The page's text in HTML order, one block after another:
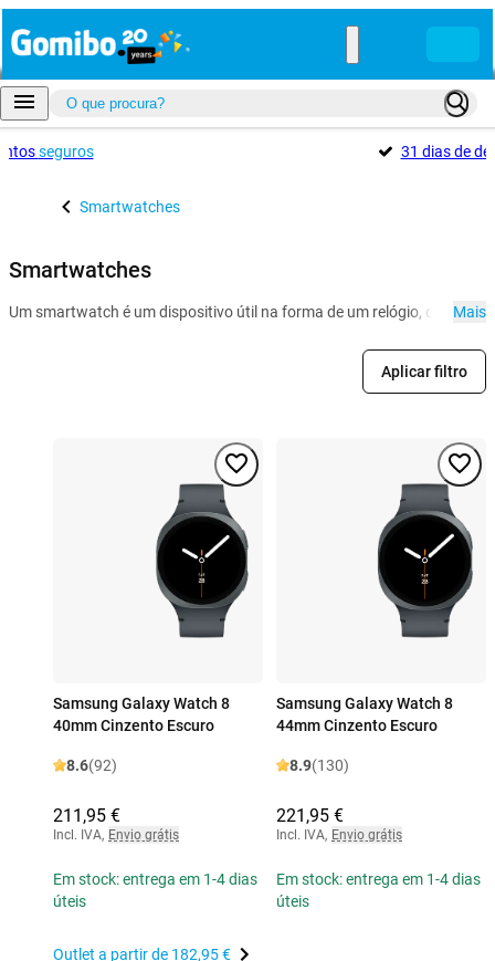
seguros 31 dias de
Smartwatches
Smartwatches
Um smartwatch é um dispositivo útil na forma de um relógio, que seMais
Aplicar filtro
Samsung Galaxy Watch 8
40mm Cinzento Escuro
8.6(92)
211,95 €
Incl. IVA, Envio grátis
Em stock: entrega em 1-4 dias
úteis
Outlet a partir de 182,95 €
Samsung Galaxy Watch 8
44mm Cinzento Escuro
8.9(130)
221,95 €
Incl. IVA, Envio grátis
Em stock: entrega em 1-4 dias
úteis